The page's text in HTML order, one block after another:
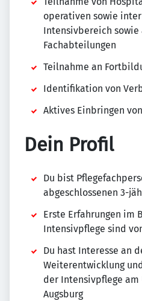
operativen sowie
Intensivbereich sowie
Fachabteilungen
Teilnahme an
Identifikation von
Aktives Einbringen
Dein Profil
Du bist
abgeschlossenen 3-
Erste Erfahrungen im
Intensivpflege sind
Du hast Interesse an
Weiterentwicklung
der Intensivpflege
Augsburg